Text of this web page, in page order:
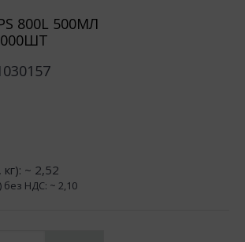
800L 500МЛ
~ 2,52
без НДС: ~ 2,10